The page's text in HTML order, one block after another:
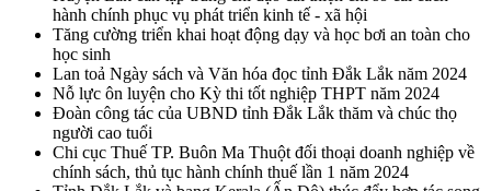
hành chính phục vụ phát triển kinh tế - xã hội
Tăng cường triển khai hoạt động dạy và học bơi an toàn cho
học sinh
Lan toả Ngày sách và Văn hóa đọc tỉnh Đắk Lắk năm 2024
Nỗ lực ôn luyện cho Kỳ thi tốt nghiệp THPT năm 2024
Đoàn công tác của UBND tỉnh Đắk Lắk thăm và chúc thọ
người cao tuổi
Chi cục Thuế TP. Buôn Ma Thuột đối thoại doanh nghiệp về
chính sách, thủ tục hành chính thuế lần 1 năm 2024